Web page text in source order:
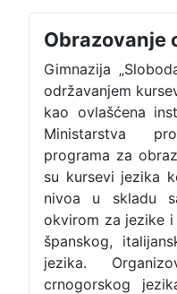
Obrazovanje
Gimnazija
održavanjem
kao ovlašćena
Ministarstva
programa za
su kursevi jezika
nivoa u skladu
okvirom za jezike i
španskog,
jezika.
crnogorskog